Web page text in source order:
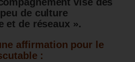
de culture
et de réseaux ».
affirmation pour le
: